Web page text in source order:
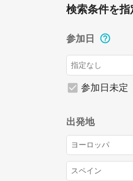
検索条件を指
参加日
参加日未定
出発地